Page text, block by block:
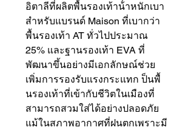
อิตาลีที่ผลิตพื้นรองเท้าน้ําหนักเบา
สําหรับแบรนด์ Maison ที่เบากว่า
พื้นรองเท้า AT ทั่วไปประมาณ
25% และฐานรองเท้า EVA ที่
พัฒนาขึ้นอย่างมีเอกลักษณ์ช่วย
เพิ่มการรองรับแรงกระแทก ป็นพื้
นรองเท้าที่เข้ากับชีวิตในเมืองที่
สามารถสวมใส่ได้อย่างปลอดภัย
แม้ในสภาพอากาศที่ฝนตกเพราะมี